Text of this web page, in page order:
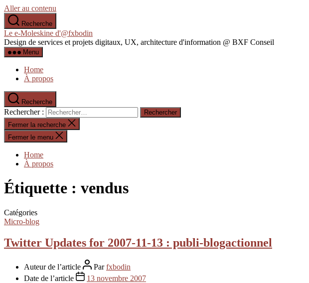
Aller au contenu
Recherche
Le e-Moleskine d'@fxbodin
Design de services et projets digitaux, UX, architecture d'information @ BXF Conseil
Menu
Home
À propos
Recherche
Rechercher :
Fermer la recherche
Fermer le menu
Home
À propos
Étiquette : vendus
Catégories
Micro-blog
Twitter Updates for 2007-11-13 : publi-blogactionnel
Auteur de l’article Parfxbodin
Date de l’article
13 novembre 2007